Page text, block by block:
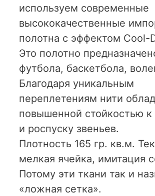
используем современные
высококачественные
полотна с эффектом Cool-
Это полотно
футбола, баскетбола,
Благодаря уникальным
переплетениям нити
повышенной стойкостью к
и роспуску звеньев.
Плотность 165 гр. кв.м.
мелкая ячейка, имитация
Потому эти ткани так и
«ложная сетка».